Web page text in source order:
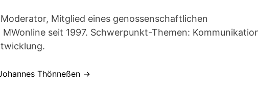
Mitglied eines genossenschaftlichen
seit 1997. Schwerpunkt-Themen:
Thönneßen →